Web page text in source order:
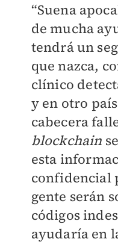
“Suena
de mucha
tendrá un
que nazca,
clínico
y en otro
cabecera
blockchain
esta
confidencial
gente serán
códigos
ayudaría en